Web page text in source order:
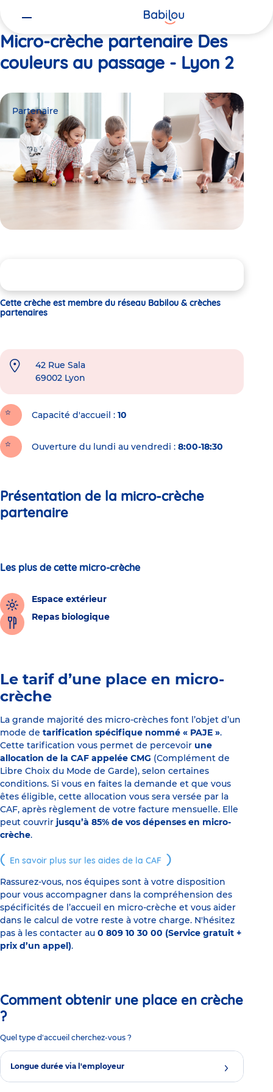
Micro-crèche partenaire Des
couleurs au passage - Lyon 2
Partenaire
Cette crèche est membre du réseau Babilou & crèches
partenaires
42 Rue Sala
69002 Lyon
Capacité d'accueil 10
Ouverture du lundi au vendredi : 8:00-18:30
Présentation de la micro-crèche
partenaire
Les plus de cette micro-crèche
Espace extérieur
Repas biologique
Le tarif d’une place en micro-
crèche
La grande majorité des micro-crèches font l’objet d’un
mode de tarification spécifique nommé « PAJE ».
Cette tarification vous permet de percevoir une
allocation de la CAF appelée CMG (Complément de
Libre Choix du Mode de Garde), selon certaines
conditions. Si vous en faites la demande et que vous
êtes éligible, cette allocation vous sera versée par la
CAF, après règlement de votre facture mensuelle. Elle
peut couvrir jusqu’à 85% de vos dépenses en micro-
crèche.
En savoir plus sur les aides de la CAF
Rassurez-vous, nos équipes sont à votre disposition
pour vous accompagner dans la compréhension des
spécificités de l’accueil en micro-crèche et vous aider
dans le calcul de votre reste à votre charge. N'hésitez
pas à les contacter au 0 809 10 30 00 (Service gratuit +
prix d’un appel).
Comment obtenir une place en crèche
?
Quel type d'accueil cherchez-vous ?
Longue durée via l'employeur